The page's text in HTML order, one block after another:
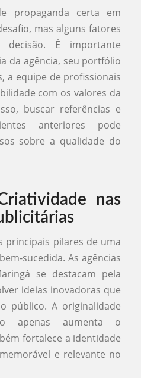
propaganda certa em
mas alguns fatores
decisão. É importante
da agência, seu portfólio
a equipe de profissionais
com os valores da
buscar referências e
anteriores pode
sobre a qualidade do
nas
principais pilares de uma
sucedida. As agências
se destacam pela
ideias inovadoras que
público. A originalidade
apenas aumenta o
fortalece a identidade
e relevante no